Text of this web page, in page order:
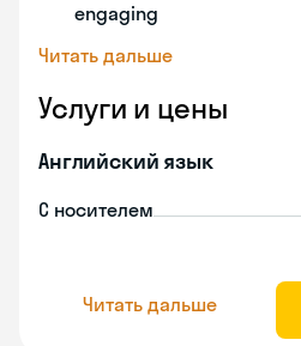
engaging
Читать дальше
Услуги и цены
Английский язык
С носителем
Читать дальше